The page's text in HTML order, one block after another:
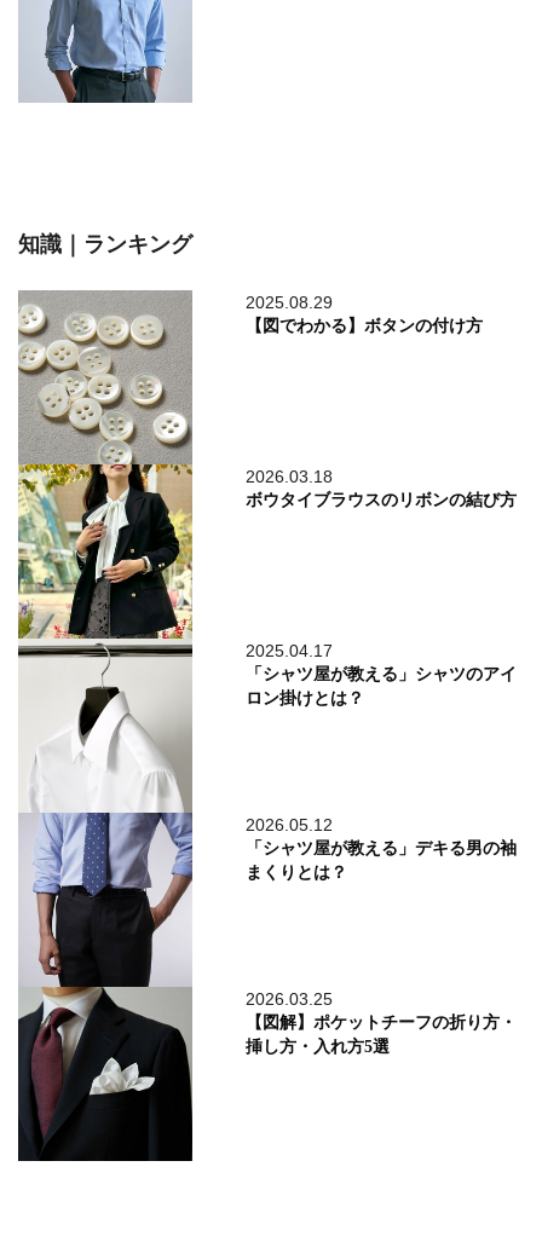
知識｜ランキング
2025.08.29
【図でわかる】ボタンの付け方
2026.03.18
ボウタイブラウスのリボンの結び方
2025.04.17
「シャツ屋が教える」シャツのアイ
ロン掛けとは？
2026.05.12
「シャツ屋が教える」デキる男の袖
まくりとは？
2026.03.25
【図解】ポケットチーフの折り方・
挿し方・入れ方5選